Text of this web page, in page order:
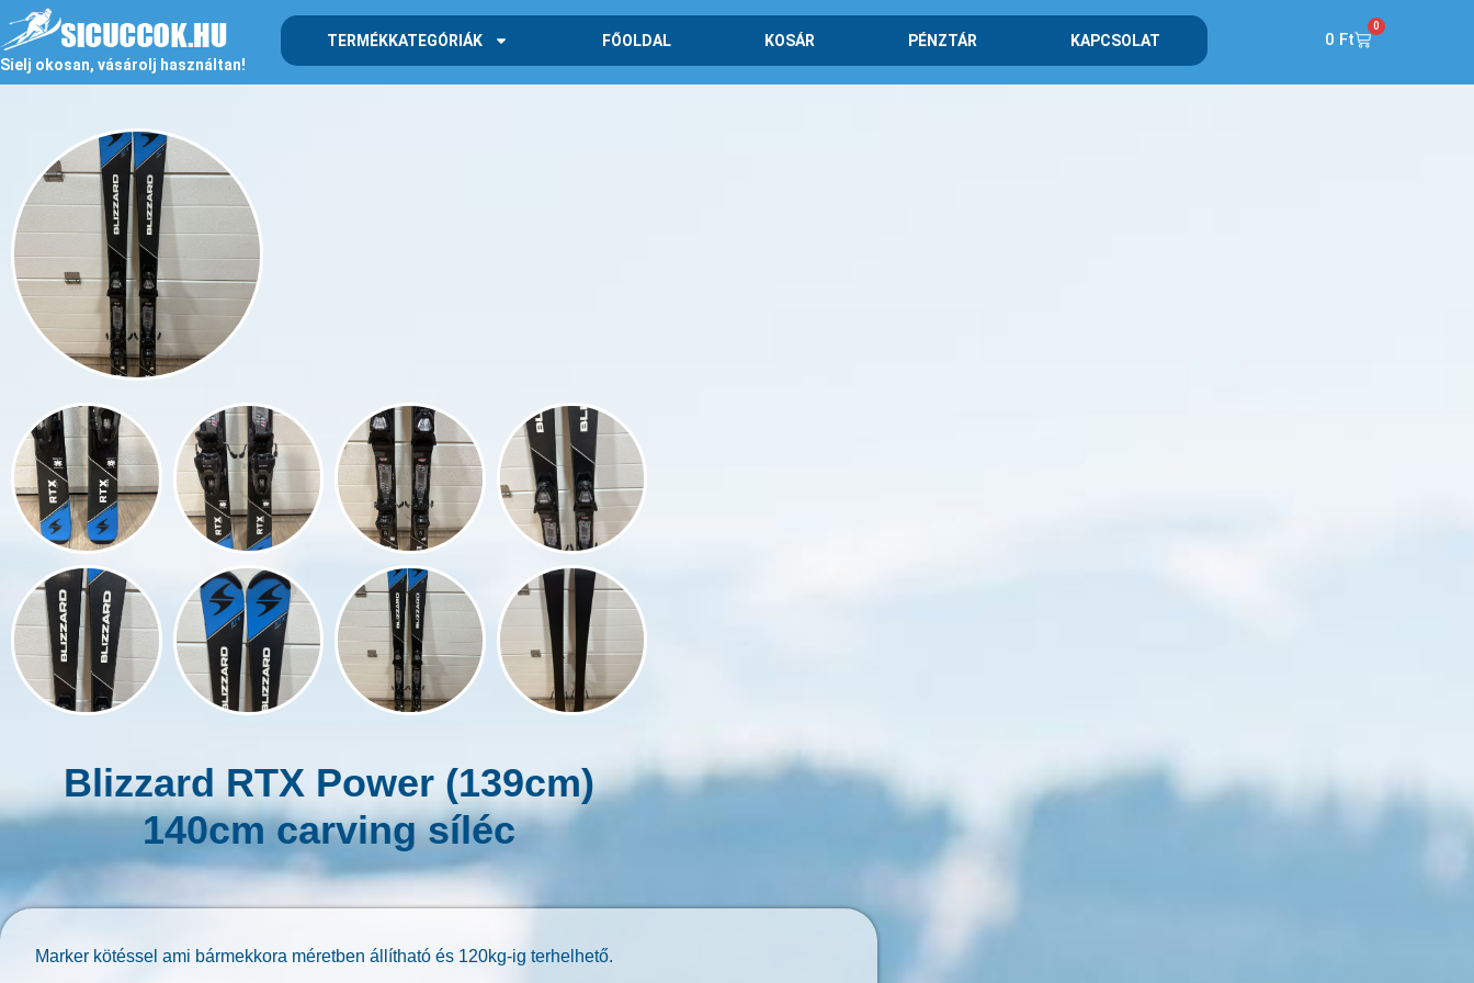
Sielj okosan, vásárolj használtan!
TERMÉKKATEGÓRIÁK FŐOLDAL KOSÁR PÉNZTÁR KAPCSOLAT 0 Ft
0
Blizzard RTX Power (139cm)
140cm carving síléc
Marker kötéssel ami bármekkora méretben állítható és 120kg-ig terhelhető.